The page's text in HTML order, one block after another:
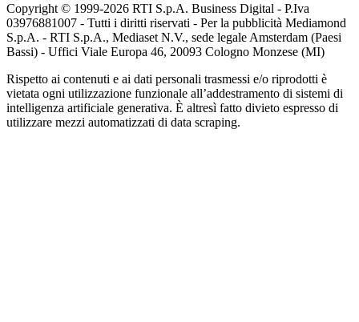
Copyright © 1999-2026 RTI S.p.A. Business Digital - P.Iva
03976881007 - Tutti i diritti riservati - Per la pubblicità Mediamond
S.p.A. - RTI S.p.A., Mediaset N.V., sede legale Amsterdam (Paesi
Bassi) - Uffici Viale Europa 46, 20093 Cologno Monzese (MI)
Rispetto ai contenuti e ai dati personali trasmessi e/o riprodotti è
vietata ogni utilizzazione funzionale all’addestramento di sistemi di
intelligenza artificiale generativa. È altresì fatto divieto espresso di
utilizzare mezzi automatizzati di data scraping.